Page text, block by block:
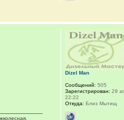
Dizel Man
Сообщений: 505
Зарегистрирован: 29
22:22
Откуда: Близ Мытищ